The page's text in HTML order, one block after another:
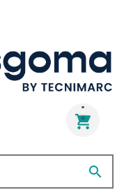
Buscar
search